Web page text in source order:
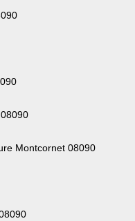
Montcornet 08090